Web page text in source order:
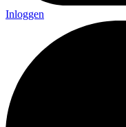
Inloggen